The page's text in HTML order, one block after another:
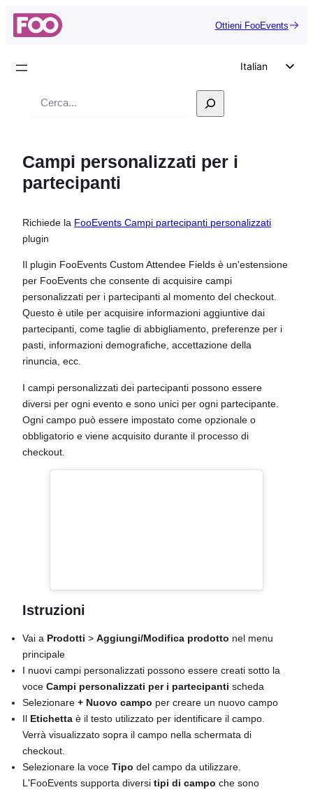
Ottieni FooEvents
Italian
Polish
Ricerca
Campi personalizzati per i
partecipanti
Richiede la FooEvents Campi partecipanti personalizzati
plugin
Il plugin FooEvents Custom Attendee Fields è un'estensione
per FooEvents che consente di acquisire campi
personalizzati per i partecipanti al momento del checkout.
Questo è utile per acquisire informazioni aggiuntive dai
partecipanti, come taglie di abbigliamento, preferenze per i
pasti, informazioni demografiche, accettazione della
rinuncia, ecc.
I campi personalizzati dei partecipanti possono essere
diversi per ogni evento e sono unici per ogni partecipante.
Ogni campo può essere impostato come opzionale o
obbligatorio e viene acquisito durante il processo di
checkout.
Istruzioni
Vai a Prodotti > Aggiungi/Modifica prodotto nel menu
principale
I nuovi campi personalizzati possono essere creati sotto la
voce Campi personalizzati per i partecipanti scheda
Selezionare + Nuovo campo per creare un nuovo campo
Il Etichetta è il testo utilizzato per identificare il campo.
Verrà visualizzato sopra il campo nella schermata di
checkout.
Selezionare la voce Tipo del campo da utilizzare.
L'FooEvents supporta diversi tipi di campo che sono